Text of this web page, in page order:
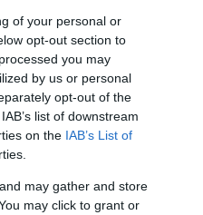
of your personal or
opt-out section to
you may
by us or personal
opt-out of the
list of downstream
on the IAB’s List of
may gather and store
may click to grant or